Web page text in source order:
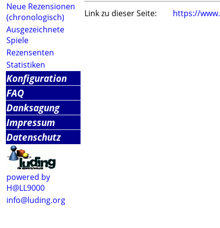
Neue Rezensionen
(chronologisch)
Ausgezeichnete
Spiele
Rezensenten
Statistiken
Konfiguration
FAQ
Danksagung
Impressum
Datenschutz
powered by
H@LL9000
info@luding.org
Link zu dieser Seite: https://